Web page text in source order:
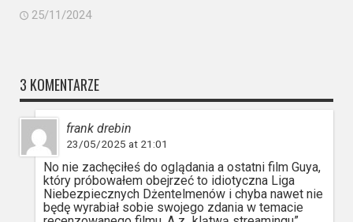
25/11/2024
3 KOMENTARZE
frank drebin
23/05/2025 at 21:01
No nie zachęciłeś do oglądania a ostatni film Guya,
który próbowałem obejrzeć to idiotyczna Liga
Niebezpiecznych Dżentelmenów i chyba nawet nie
będę wyrabiał sobie swojego zdania w temacie